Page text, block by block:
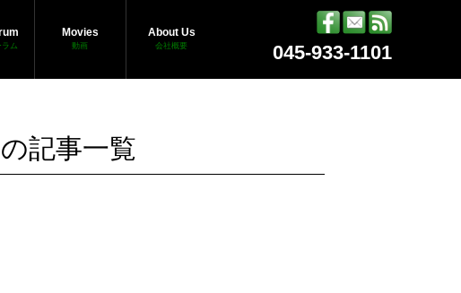
ム
Movies
動画
About Us
会社概要 045-933-1101
記事一覧